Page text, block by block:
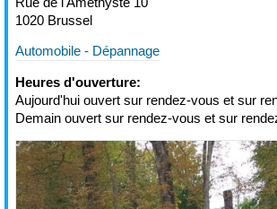
1020 Brussel
Automobile - Dépannage
Heures d'ouverture:
Aujourd'hui ouvert sur rendez-vous et sur
Demain ouvert sur rendez-vous et sur